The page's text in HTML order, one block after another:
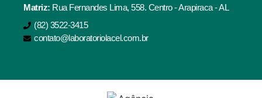
Matriz: Rua Fernandes Lima, 558. Centro - Arapiraca - AL
(82) 3522-3415
contato@laboratoriolacel.com.br